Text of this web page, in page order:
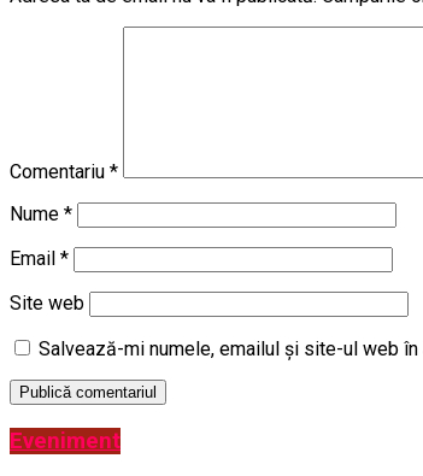
Comentariu *
Nume *
Email *
Site web
Salvează-mi numele, emailul și site-ul web
Eveniment